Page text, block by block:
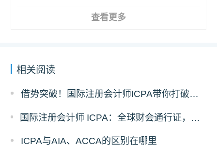
查看更多
相关阅读
借势突破！国际注册会计师ICPA带你打破职业瓶颈
国际注册会计师 ICPA：全球财会通行证，助力财务人转型战略精英
ICPA与AIA、ACCA的区别在哪里